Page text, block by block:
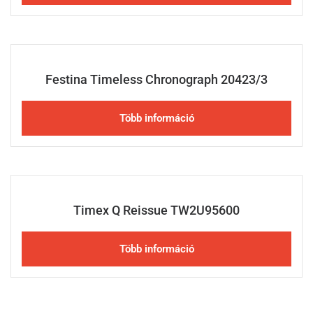
Festina Timeless Chronograph 20423/3
Több információ
Timex Q Reissue TW2U95600
Több információ